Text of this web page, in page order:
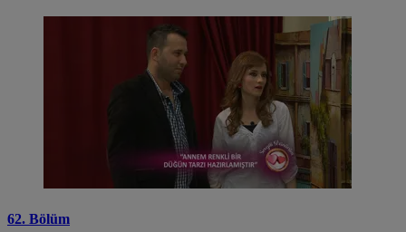
62. Bölüm